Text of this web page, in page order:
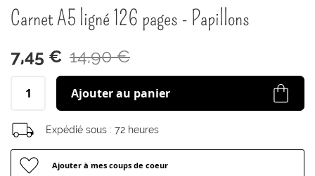
de
d’images
Carnet A5 ligné 126 pages - Papillons
7,45 € 14,90 €
Ajouter au panier
Expédié sous : 72 heures
Ajouter à mes coups de coeur